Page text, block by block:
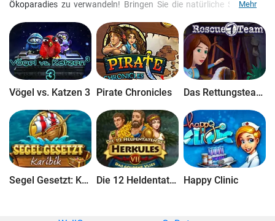
Ökoparadies zu verwandeln! Bringen Sie die natürliche Schönheit
Bauen Sie energiesparende Öko-Häuser und führen Sie
umweltfreundliche Verbesserungen durch, die gleichzeitig neue,
saubere Arbeitsplätze und Industrien schaffen. Machen Sie mit
„Plan It Green“ noch heute den Traum einer Öko-Metropole wahr! -
Bauen Sie Öko-Häuser!- Verwandeln Sie Ihre Stadt- Es ist einfach,
Mehr
Vögel vs. Katzen 3 Pirate Chronicles Das Rettungsteam 7
Segel Gesetzt: Karibik Die 12 Heldentaten des Herkules VII: Das Goldene Vlies Happy Clinic